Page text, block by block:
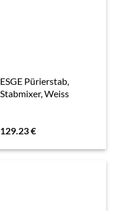
ESGE Pürierstab,
Stabmixer, Weiss
129.23€